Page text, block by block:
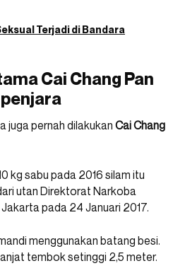
Terjadi di Bandara
Cai Chang Pan
juga pernah dilakukan Cai Chang
kg sabu pada 2016 silam itu
utan Direktorat Narkoba
pada 24 Januari 2017.
menggunakan batang besi.
tembok setinggi 2,5 meter.